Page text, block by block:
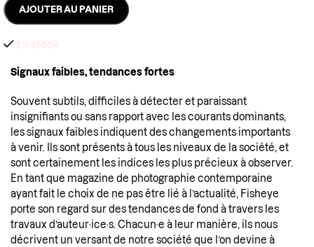
AJOUTER AU PANIER
Signaux faibles, tendances fortes
Souvent subtils, difficiles à détecter et paraissant
insignifiants ou sans rapport avec les courants dominants,
les signaux faibles indiquent des changements importants
à venir. Ils sont présents à tous les niveaux de la société, et
sont certainement les indices les plus précieux à observer.
En tant que magazine de photographie contemporaine
ayant fait le choix de ne pas être lié à l’actualité, Fisheye
porte son regard sur des tendances de fond à travers les
travaux d’auteur·ice·s. Chacun·e à leur manière, ils nous
décrivent un versant de notre société que l’on devine à